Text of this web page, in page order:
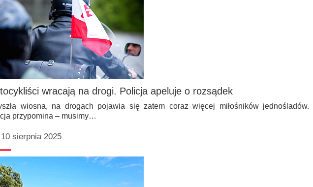
wracają na drogi. Policja apeluje o rozsądek
wiosna, na drogach pojawia się zatem coraz więcej miłośników jednośladów.
przypomina – musimy…
10 sierpnia 2025